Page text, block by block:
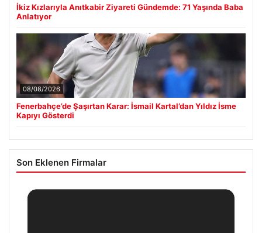
İkiz Kızlarıyla Anıtkabir Ziyareti Gündemde: 71 Yaşında Baba
Anlatıyor
08/08/2026
Fenerbahçe’de Şaşırtan Karar: İsmail Kartal’dan Yıldız İsme
Kapıyı Gösterdi
Son Eklenen Firmalar